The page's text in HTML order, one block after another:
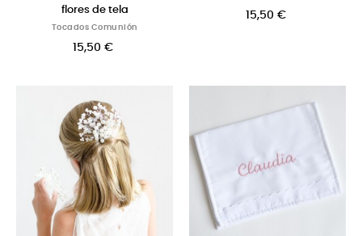
flores de tela
Tocados Comunión
15,50 €
15,50 €